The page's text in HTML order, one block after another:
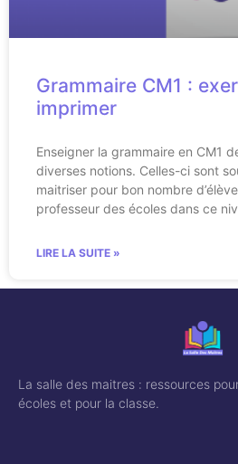
Grammaire CM1 :
imprimer
Enseigner la grammaire en CM1
diverses notions. Celles-ci sont
maitriser pour bon nombre
professeur des écoles dans ce
LIRE LA SUITE »
La salle des maitres : ressources
écoles et pour la classe.